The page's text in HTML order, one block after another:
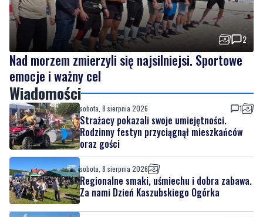
2
Nad morzem zmierzyli się najsilniejsi. Sportowe
emocje i ważny cel
Wiadomości
sobota, 8 sierpnia 2026 1
Strażacy pokazali swoje umiejętności.
Rodzinny festyn przyciągnął mieszkańców
oraz gości
sobota, 8 sierpnia 2026
Regionalne smaki, uśmiechu i dobra zabawa.
Za nami Dzień Kaszubskiego Ogórka